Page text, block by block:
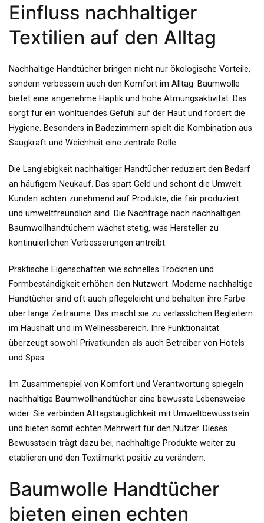
Einfluss nachhaltiger
Textilien auf den Alltag
Nachhaltige Handtücher bringen nicht nur ökologische Vorteile,
sondern verbessern auch den Komfort im Alltag. Baumwolle
bietet eine angenehme Haptik und hohe Atmungsaktivität. Das
sorgt für ein wohltuendes Gefühl auf der Haut und fördert die
Hygiene. Besonders in Badezimmern spielt die Kombination aus
Saugkraft und Weichheit eine zentrale Rolle.
Die Langlebigkeit nachhaltiger Handtücher reduziert den Bedarf
an häufigem Neukauf. Das spart Geld und schont die Umwelt.
Kunden achten zunehmend auf Produkte, die fair produziert
und umweltfreundlich sind. Die Nachfrage nach nachhaltigen
Baumwollhandtüchern wächst stetig, was Hersteller zu
kontinuierlichen Verbesserungen antreibt.
Praktische Eigenschaften wie schnelles Trocknen und
Formbeständigkeit erhöhen den Nutzwert. Moderne nachhaltige
Handtücher sind oft auch pflegeleicht und behalten ihre Farbe
über lange Zeiträume. Das macht sie zu verlässlichen Begleitern
im Haushalt und im Wellnessbereich. Ihre Funktionalität
überzeugt sowohl Privatkunden als auch Betreiber von Hotels
und Spas.
Im Zusammenspiel von Komfort und Verantwortung spiegeln
nachhaltige Baumwollhandtücher eine bewusste Lebensweise
wider. Sie verbinden Alltagstauglichkeit mit Umweltbewusstsein
und bieten somit echten Mehrwert für den Nutzer. Dieses
Bewusstsein trägt dazu bei, nachhaltige Produkte weiter zu
etablieren und den Textilmarkt positiv zu verändern.
Baumwolle Handtücher
bieten einen echten